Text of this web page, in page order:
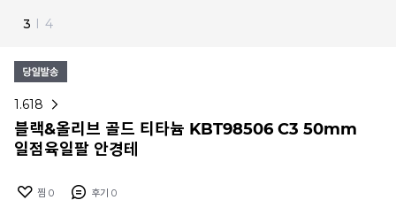
3 I 4
1.618
블랙&올리브 골드 티타늄 KBT98506 C3 50mm
일점육일팔 안경테
찜 0 후기 0